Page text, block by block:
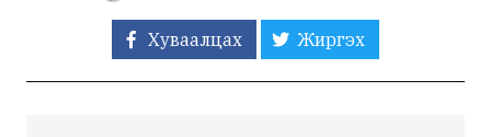
Хуваалцах Жиргэх